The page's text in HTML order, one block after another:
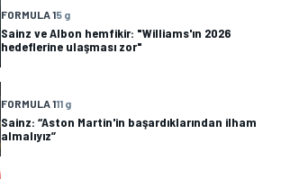
FORMULA 15 g
Sainz ve Albon hemfikir: "Williams'ın 2026
hedeflerine ulaşması zor"
FORMULA 111 g
Sainz: “Aston Martin'in başardıklarından ilham
almalıyız”